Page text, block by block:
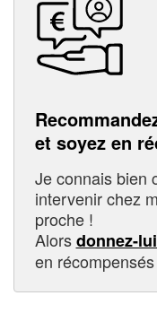
et soyez en
Je connais bien
intervenir chez
proche !
Alorsdonnez-
en